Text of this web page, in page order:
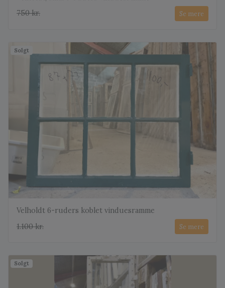
750 kr.
Se mere
Solgt
Velholdt 6-ruders koblet vinduesramme
1.100 kr.
Se mere
Solgt